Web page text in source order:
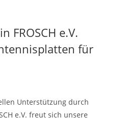
FROSCH e.V.
für
Unterstützung durch
e.V. freut sich unsere